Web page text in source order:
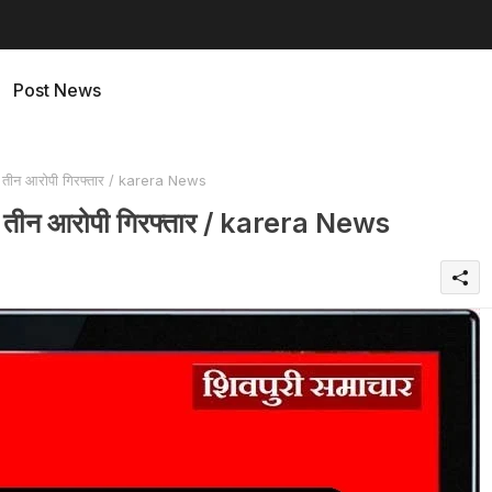
Post News
आरोपी गिरफ्तार / karera News
आरोपी गिरफ्तार / karera News